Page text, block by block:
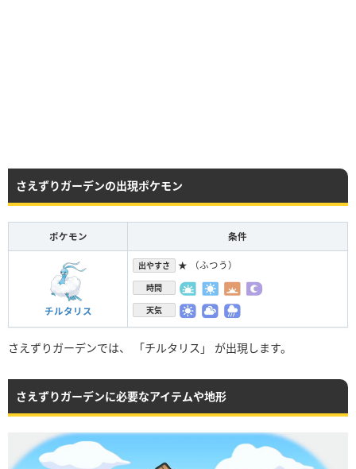
さえずりガーデンの出現ポケモン
ポケモン 条件
チルタリス
出やすさ ★ （ふつう）
時間
天気
さえずりガーデンでは、 「チルタリス」 が出現します。
さえずりガーデンに必要なアイテムや地形